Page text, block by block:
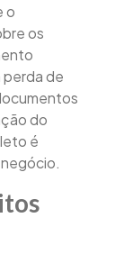
o
os
de
do
é